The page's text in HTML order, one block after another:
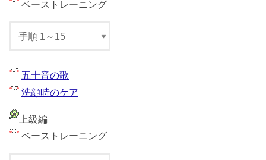
ベーストレーニング
五十音の歌
洗顔時のケア
上級編
ベーストレーニング